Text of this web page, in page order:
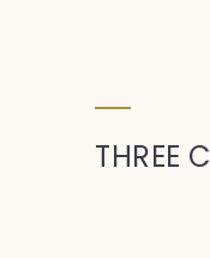
THREE